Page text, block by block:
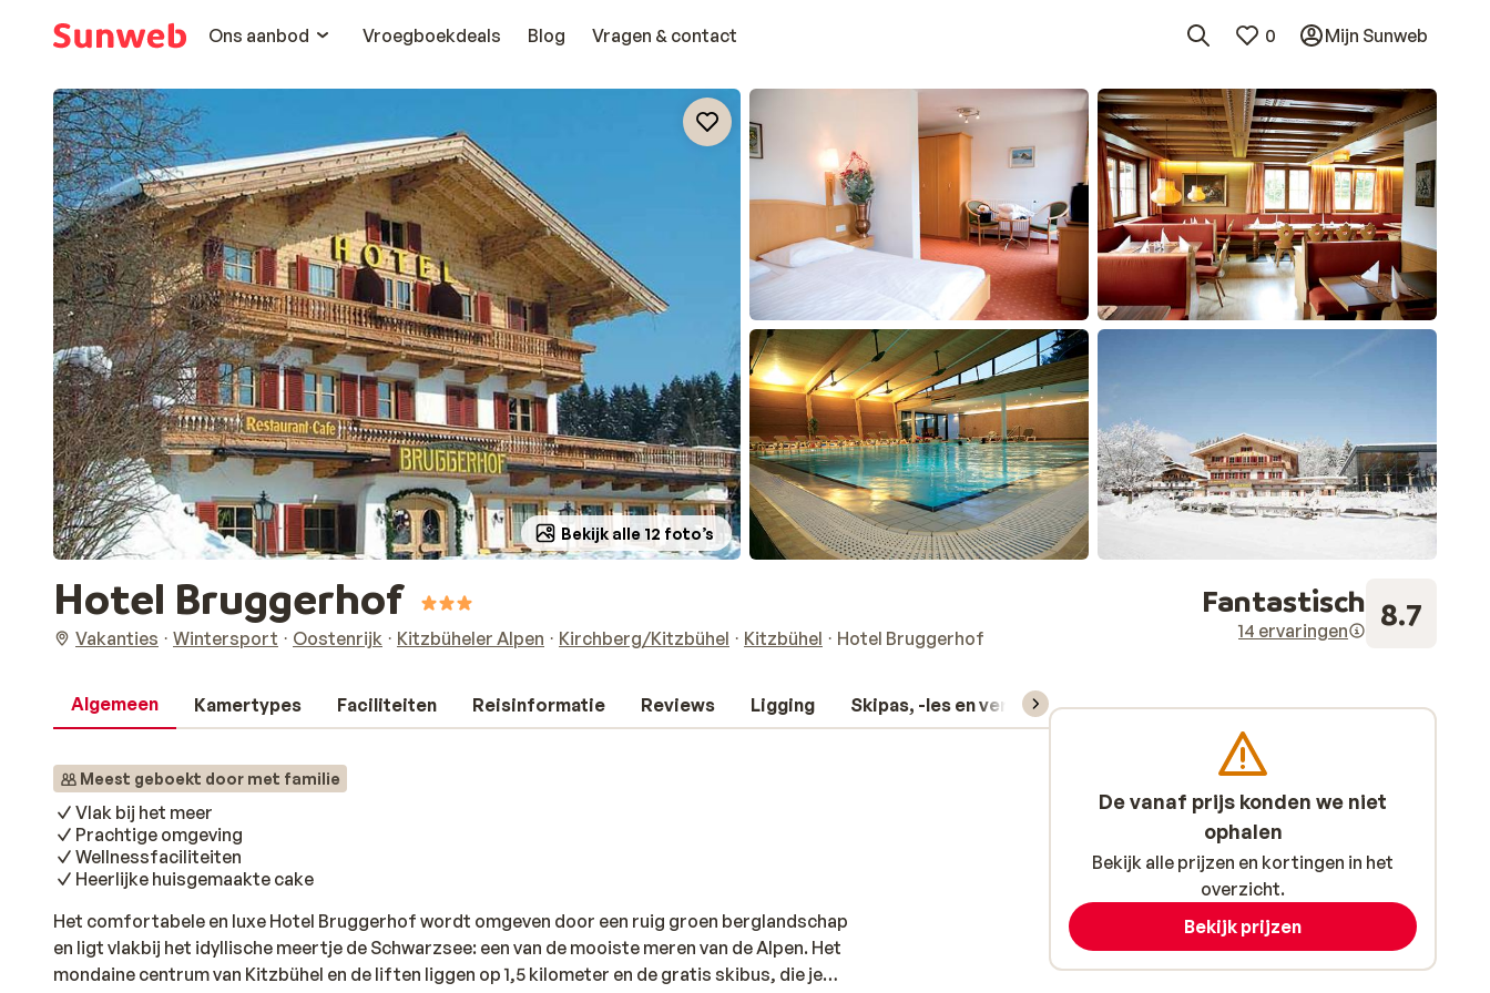
Ons aanbod
Vroegboekdeals Blog Vragen & contact 0 Mijn Sunweb
Bekijk alle 12 foto’s
Hotel Bruggerhof
Vakanties Wintersport Oostenrijk Kitzbüheler Alpen Kirchberg/Kitzbühel Kitzbühel Hotel Bruggerhof
Fantastisch
14 ervaringen 8.7
Algemeen Kamertypes Faciliteiten Reisinformatie Reviews Ligging Skipas, -les en verhuur
Meest geboekt door met familie
Vlak bij het meer
Prachtige omgeving
Wellnessfaciliteiten
Heerlijke huisgemaakte cake
Het comfortabele en luxe Hotel Bruggerhof wordt omgeven door een ruig groen berglandschap
en ligt vlakbij het idyllische meertje de Schwarzsee: een van de mooiste meren van de Alpen. Het
mondaine centrum van Kitzbühel en de liften liggen op 1,5 kilometer en de gratis skibus, die je
De vanaf prijs konden we niet
ophalen
Bekijk alle prijzen en kortingen in het
overzicht.
Bekijk prijzen